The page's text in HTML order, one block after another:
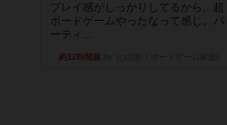
プレイ感がしっかりしてるから、超
ボードゲームやったなって感じ。パ
ーティ...
約12時間前